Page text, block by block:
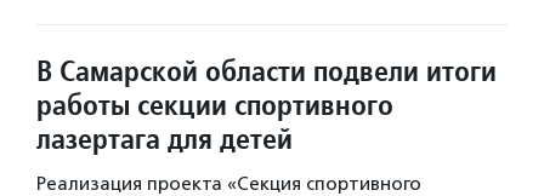
В Самарской области подвели итоги
работы секции спортивного
лазертага для детей
Реализация проекта «Секция спортивного